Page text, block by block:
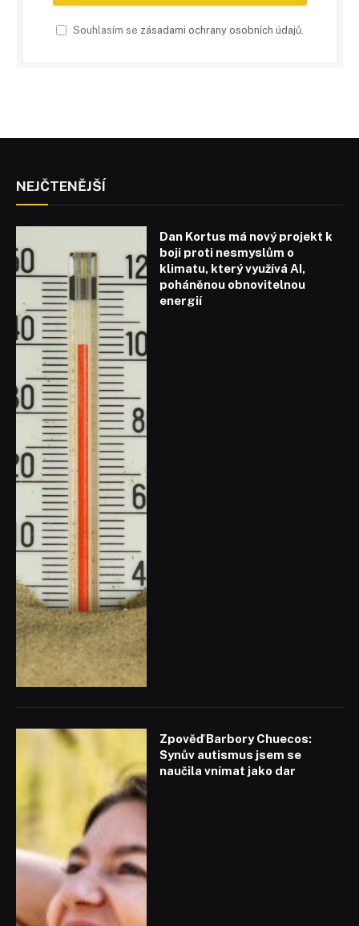
Souhlasím se zásadami ochrany osobních údajů.
NEJČTENĚJŠÍ
Dan Kortus má nový projekt k
boji proti nesmyslům o
klimatu, který využívá AI,
poháněnou obnovitelnou
energií
Zpověď Barbory Chuecos:
Synův autismus jsem se
naučila vnímat jako dar